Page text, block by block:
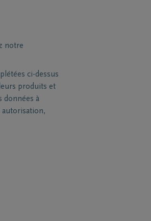
notre
ci-dessus
produits et
données à
autorisation,